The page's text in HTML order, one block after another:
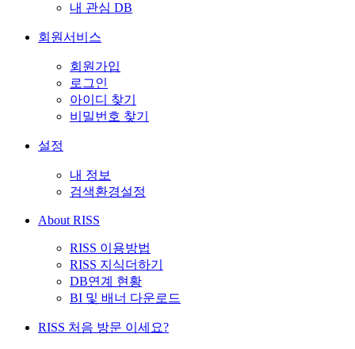
내 관심 DB
회원서비스
회원가입
로그인
아이디 찾기
비밀번호 찾기
설정
내 정보
검색환경설정
About RISS
RISS 이용방법
RISS 지식더하기
DB연계 현황
BI 및 배너 다운로드
RISS 처음 방문 이세요?